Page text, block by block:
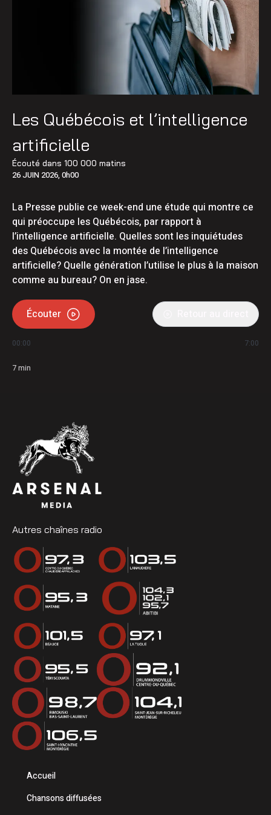
Les Québécois et l’intelligence
artificielle
Écouté dans 100 000 matins
26 JUIN 2026, 0h00
La Presse publie ce week-end une étude qui montre ce
qui préoccupe les Québécois, par rapport à
l’intelligence artificielle. Quelles sont les inquiétudes
des Québécois avec la montée de l’intelligence
artificielle? Quelle génération l’utilise le plus à la maison
comme au bureau? On en jase.
Écouter
00:00 7:00
7min
Autres chaînes radio
Accueil
Chansons diffusées